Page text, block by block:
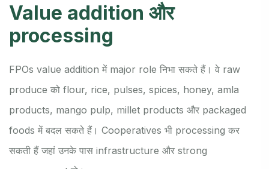
Value addition और
processing
FPOs value addition में major role निभा सकते हैं। वे raw
produce को flour, rice, pulses, spices, honey, amla
products, mango pulp, millet products और packaged
foods में बदल सकते हैं। Cooperatives भी processing कर
सकती हैं जहां उनके पास infrastructure और strong